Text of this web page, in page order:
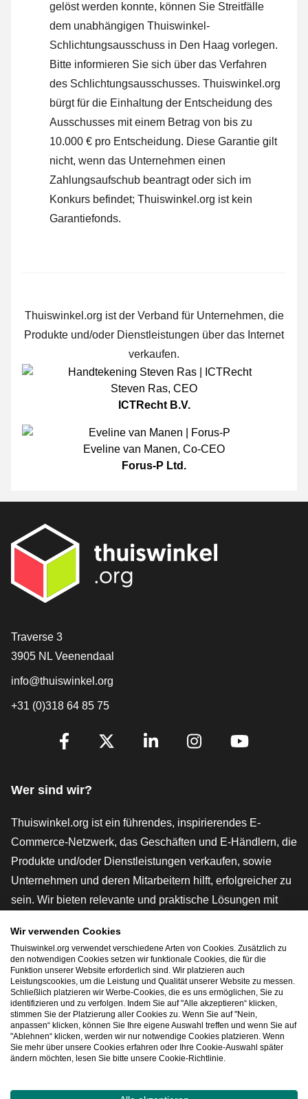
gelöst werden konnte, können Sie Streitfälle
dem unabhängigen Thuiswinkel-
Schlichtungsausschuss in Den Haag vorlegen.
Bitte informieren Sie sich über das Verfahren
des Schlichtungsausschusses. Thuiswinkel.org
bürgt für die Einhaltung der Entscheidung des
Ausschusses mit einem Betrag von bis zu
10.000 € pro Entscheidung. Diese Garantie gilt
nicht, wenn das Unternehmen einen
Zahlungsaufschub beantragt oder sich im
Konkurs befindet; Thuiswinkel.org ist kein
Garantiefonds.
Thuiswinkel.org ist der Verband für Unternehmen, die
Produkte und/oder Dienstleistungen über das Internet
verkaufen.
Steven Ras, CEO
ICTRecht B.V.
Eveline van Manen, Co-CEO
Forus-P Ltd.
[_General:Contact]
Traverse 3
3905 NL Veenendaal
info@thuiswinkel.org
+31 (0)318 64 85 75
[_General:SocialMediaTitle]
Wer sind wir?
Thuiswinkel.org ist ein führendes, inspirierendes E-
Commerce-Netzwerk, das Geschäften und E-Händlern, die
Produkte und/oder Dienstleistungen verkaufen, sowie
Unternehmen und deren Mitarbeitern hilft, erfolgreicher zu
sein. Wir bieten relevante und praktische Lösungen mit
rechtlichen Instrumenten und Beratung,
Interessenvertretung, Marktforschung und verfügen über
eine eigene Bildungsplattform, die Thuiswinkel e-
Academy.
Schnelles Navigieren
Wir verwenden Cookies
Thuiswinkel.org verwendet verschiedene Arten von Cookies. Zusätzlich zu
den notwendigen Cookies setzen wir funktionale Cookies, die für die
Funktion unserer Website erforderlich sind. Wir platzieren auch
Leistungscookies, um die Leistung und Qualität unserer Website zu messen.
Schließlich platzieren wir Werbe-Cookies, die es uns ermöglichen, Sie zu
identifizieren und zu verfolgen. Indem Sie auf "Alle akzeptieren“ klicken,
stimmen Sie der Platzierung aller Cookies zu. Wenn Sie auf "Nein,
anpassen“ klicken, können Sie Ihre eigene Auswahl treffen und wenn Sie auf
"Ablehnen“ klicken, werden wir nur notwendige Cookies platzieren. Wenn
Sie mehr über unsere Cookies erfahren oder Ihre Cookie-Auswahl später
ändern möchten, lesen Sie bitte unsere Cookie-Richtlinie.